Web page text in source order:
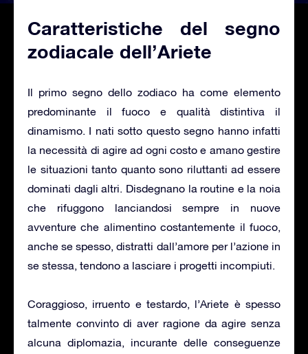
Caratteristiche del segno
zodiacale dell’Ariete
Il primo segno dello zodiaco ha come elemento
predominante il fuoco e qualità distintiva il
dinamismo. I nati sotto questo segno hanno infatti
la necessità di agire ad ogni costo e amano gestire
le situazioni tanto quanto sono riluttanti ad essere
dominati dagli altri. Disdegnano la routine e la noia
che rifuggono lanciandosi sempre in nuove
avventure che alimentino costantemente il fuoco,
anche se spesso, distratti dall’amore per l’azione in
se stessa, tendono a lasciare i progetti incompiuti.
Coraggioso, irruento e testardo, l’Ariete è spesso
talmente convinto di aver ragione da agire senza
alcuna diplomazia, incurante delle conseguenze